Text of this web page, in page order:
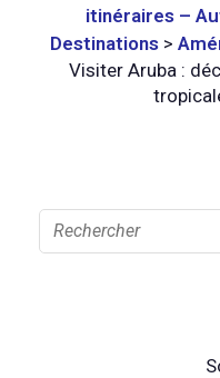
itinéraires –
Destinations >
Visiter Aruba :